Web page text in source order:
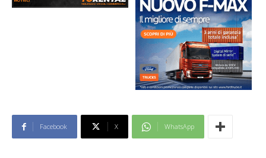
Facebook X WhatsApp